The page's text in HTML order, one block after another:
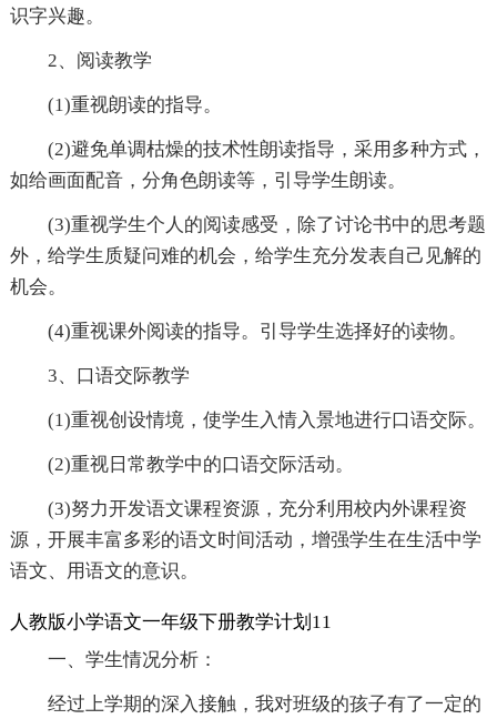
识字兴趣。
2、阅读教学
(1)重视朗读的指导。
(2)避免单调枯燥的技术性朗读指导，采用多种方式，
如给画面配音，分角色朗读等，引导学生朗读。
(3)重视学生个人的阅读感受，除了讨论书中的思考题
外，给学生质疑问难的机会，给学生充分发表自己见解的
机会。
(4)重视课外阅读的指导。引导学生选择好的读物。
3、口语交际教学
(1)重视创设情境，使学生入情入景地进行口语交际。
(2)重视日常教学中的口语交际活动。
(3)努力开发语文课程资源，充分利用校内外课程资
源，开展丰富多彩的语文时间活动，增强学生在生活中学
语文、用语文的意识。
人教版小学语文一年级下册教学计划11
一、学生情况分析：
经过上学期的深入接触，我对班级的孩子有了一定的